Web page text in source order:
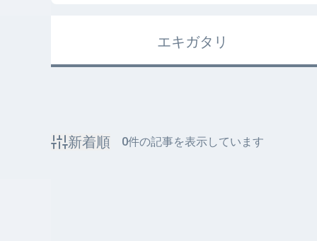
エキガタリ
新着順 0件の記事を表示しています